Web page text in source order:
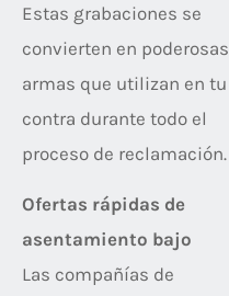
Estas grabaciones se
convierten en poderosas
armas que utilizan en tu
contra durante todo el
proceso de reclamación.
Ofertas rápidas de
asentamiento bajo
Las compañías de